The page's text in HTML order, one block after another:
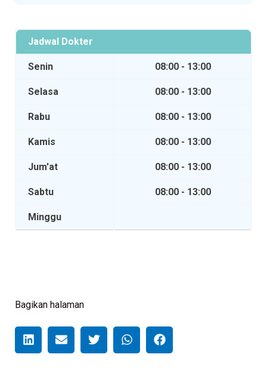
Jadwal Dokter
Senin 08:00 - 13:00
Selasa 08:00 - 13:00
Rabu 08:00 - 13:00
Kamis 08:00 - 13:00
Jum'at 08:00 - 13:00
Sabtu 08:00 - 13:00
Minggu
Bagikan halaman